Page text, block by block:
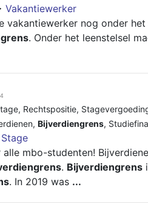
Vakantiewerker
vakantiewerker nog onder
. Onder het leenstelsel
, Rechtspositie,
, Bijverdiengrens,
Stage
alle mbo-studenten!
. Bijverdiengrens
. In 2019 was ...